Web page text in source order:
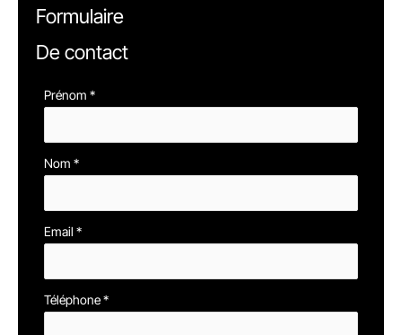
Formulaire
De contact
Formulaire
avec
téléphone
Prénom *
Nom *
Email *
Téléphone*